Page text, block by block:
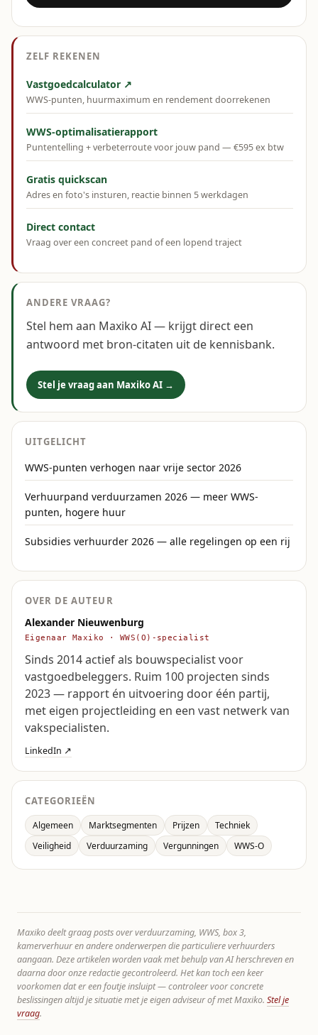
ZELF REKENEN
Vastgoedcalculator ↗
WWS-punten, huurmaximum en rendement doorrekenen
WWS-optimalisatierapport
Puntentelling + verbeterroute voor jouw pand — €595 ex btw
Gratis quickscan
Adres en foto's insturen, reactie binnen 5 werkdagen
Direct contact
Vraag over een concreet pand of een lopend traject
ANDERE VRAAG?
Stel hem aan Maxiko AI — krijgt direct een
antwoord met bron-citaten uit de kennisbank.
Stel je vraag aan Maxiko AI →
UITGELICHT
WWS-punten verhogen naar vrije sector 2026
Verhuurpand verduurzamen 2026 — meer WWS-
punten, hogere huur
Subsidies verhuurder 2026 — alle regelingen op een rij
OVER DE AUTEUR
Alexander Nieuwenburg
Eigenaar Maxiko · WWS(O)-specialist
Sinds 2014 actief als bouwspecialist voor
vastgoedbeleggers. Ruim 100 projecten sinds
2023 — rapport én uitvoering door één partij,
met eigen projectleiding en een vast netwerk van
vakspecialisten.
LinkedIn ↗
CATEGORIEËN
Algemeen Marktsegmenten Prijzen
Techniek
Veiligheid
Verduurzaming Vergunningen WWS-O
Maxiko deelt graag posts over verduurzaming, WWS, box 3,
kamerverhuur en andere onderwerpen die particuliere verhuurders
aangaan. Deze artikelen worden vaak met behulp van AI herschreven en
daarna door onze redactie gecontroleerd. Het kan toch een keer
voorkomen dat er een foutje insluipt — controleer voor concrete
beslissingen altijd je situatie met je eigen adviseur of met Maxiko. Stel je
vraag.